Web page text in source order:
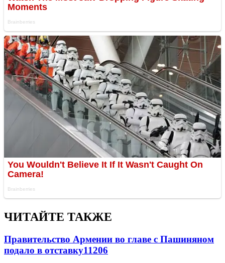
ЧИТАЙТЕ ТАКЖЕ
Правительство Армении во главе с Пашиняном
подало в отставку11206